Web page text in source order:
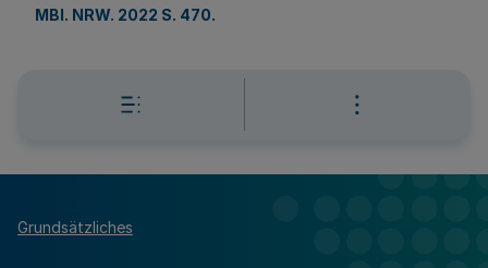
MBl. NRW. 2022 S. 470.
Grundsätzliches